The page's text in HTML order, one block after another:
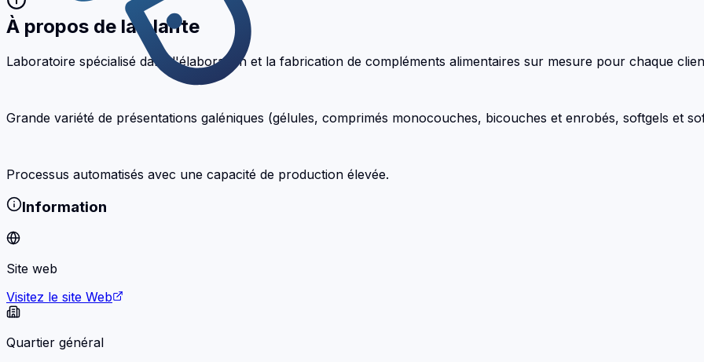
À propos de la plante
Laboratoire spécialisé dans l'élaboration et la fabrication de compléments alimentaires sur mesure pour chaque
Grande variété de présentations galéniques (gélules, comprimés monocouches, bicouches et enrobés, softgels et
Processus automatisés avec une capacité de production élevée.
Information
Site web
Visitez le site Web
Quartier général